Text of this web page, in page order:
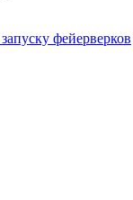
фейерверков